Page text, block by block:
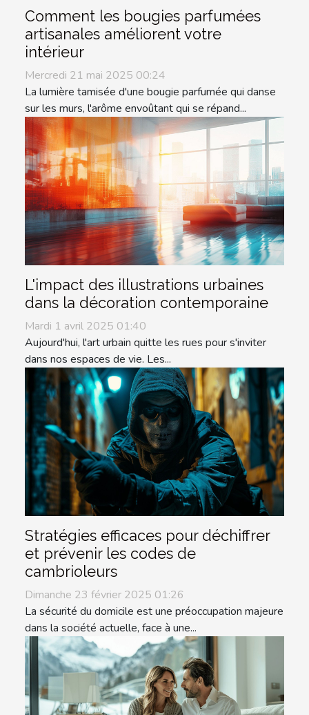
Comment les bougies parfumées
artisanales améliorent votre
intérieur
Mercredi 21 mai 2025 00:24
La lumière tamisée d'une bougie parfumée qui danse
sur les murs, l'arôme envoûtant qui se répand...
L'impact des illustrations urbaines
dans la décoration contemporaine
Mardi 1 avril 2025 01:40
Aujourd'hui, l'art urbain quitte les rues pour s'inviter
dans nos espaces de vie. Les...
Stratégies efficaces pour déchiffrer
et prévenir les codes de
cambrioleurs
Dimanche 23 février 2025 01:26
La sécurité du domicile est une préoccupation majeure
dans la société actuelle, face à une...